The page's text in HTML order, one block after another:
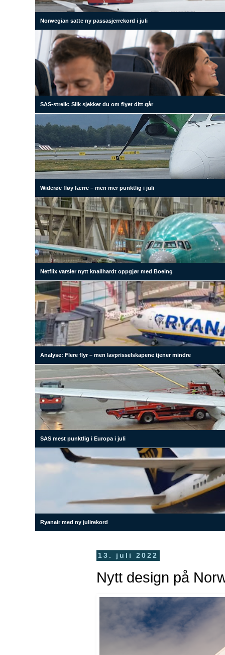
Norwegian satte ny passasjerrekord i juli
SAS-streik: Slik sjekker du om flyet ditt går
Widerøe fløy færre – men mer punktlig i juli
Netflix varsler nytt knallhardt oppgjør med Boeing
Analyse: Flere flyr – men lavprisselskapene tjener mindre
SAS mest punktlig i Europa i juli
Ryanair med ny julirekord
13. juli 2022
Nytt design på